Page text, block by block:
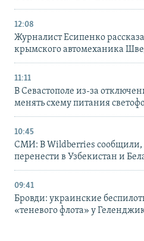
12:08
Журналист Есипенко
крымского автомеханика
11:11
В Севастополе из-за
менять схему питания
10:45
СМИ: В Wildberries сообщили,
перенести в Узбекистан и
09:41
Бровди: украинские
«теневого флота» у